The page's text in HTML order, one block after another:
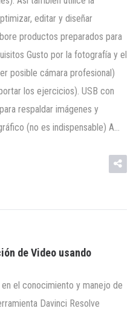
editar y diseñar
productos preparados para
Gusto por la fotografía y el
posible cámara profesional)
los ejercicios). USB con
respaldar imágenes y
(no es indispensable) A…
de Video usando
el conocimiento y manejo de
Davinci Resolve